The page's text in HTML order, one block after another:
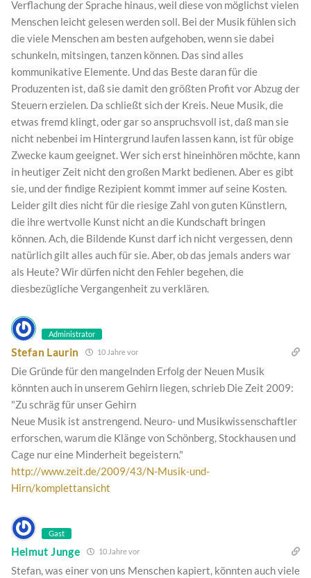
Verflachung der Sprache hinaus, weil diese von möglichst vielen
Menschen leicht gelesen werden soll. Bei der Musik fühlen sich
die viele Menschen am besten aufgehoben, wenn sie dabei
schunkeln, mitsingen, tanzen können. Das sind alles
kommunikative Elemente. Und das Beste daran für die
Produzenten ist, daß sie damit den größten Profit vor Abzug der
Steuern erzielen. Da schließt sich der Kreis. Neue Musik, die
etwas fremd klingt, oder gar so anspruchsvoll ist, daß man sie
nicht nebenbei im Hintergrund laufen lassen kann, ist für obige
Zwecke kaum geeignet. Wer sich erst hineinhören möchte, kann
in heutiger Zeit nicht den großen Markt bedienen. Aber es gibt
sie, und der findige Rezipient kommt immer auf seine Kosten.
Leider gilt dies nicht für die riesige Zahl von guten Künstlern,
die ihre wertvolle Kunst nicht an die Kundschaft bringen
können. Ach, die Bildende Kunst darf ich nicht vergessen, denn
natürlich gilt alles auch für sie. Aber, ob das jemals anders war
als Heute? Wir dürfen nicht den Fehler begehen, die
diesbezügliche Vergangenheit zu verklären.
Administrator
Stefan Laurin 10 Jahre vor
Die Gründe für den mangelnden Erfolg der Neuen Musik
könnten auch in unserem Gehirn liegen, schrieb Die Zeit 2009:
"Zu schräg für unser Gehirn
Neue Musik ist anstrengend. Neuro- und Musikwissenschaftler
erforschen, warum die Klänge von Schönberg, Stockhausen und
Cage nur eine Minderheit begeistern."
http://www.zeit.de/2009/43/N-Musik-und-
Hirn/komplettansicht
Gast
Helmut Junge 10 Jahre vor
Stefan, was einer von uns Menschen kapiert, könnten auch viele